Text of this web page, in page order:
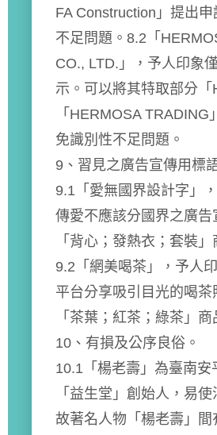
FA Construction」提出
不足問題。8.2「
CO., LTD.」，予人印象
示。可以將其特取部分
「HERMOSA
免識別性不足問題。
9、習見之廣告宣傳用標
9.1「愛無國界設計字」
傳愛不應該分國界之廣
「背心；發熱衣；套裝」
9.2「網美喝茶」，予人
平台分享吸引目光的喝
「茶葉；紅茶；綠茶」商
10、有損及公序良俗。
10.1「楊老壽」為臺南安
「益生堂」創始人，易
故著名人物「楊老壽」